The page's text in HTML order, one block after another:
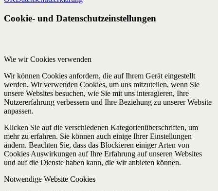
Cookie- und Datenschutzeinstellungen
Wie wir Cookies verwenden
Wir können Cookies anfordern, die auf Ihrem Gerät eingestellt
werden. Wir verwenden Cookies, um uns mitzuteilen, wenn Sie
unsere Websites besuchen, wie Sie mit uns interagieren, Ihre
Nutzererfahrung verbessern und Ihre Beziehung zu unserer Website
anpassen.
Klicken Sie auf die verschiedenen Kategorienüberschriften, um
mehr zu erfahren. Sie können auch einige Ihrer Einstellungen
ändern. Beachten Sie, dass das Blockieren einiger Arten von
Cookies Auswirkungen auf Ihre Erfahrung auf unseren Websites
und auf die Dienste haben kann, die wir anbieten können.
Notwendige Website Cookies